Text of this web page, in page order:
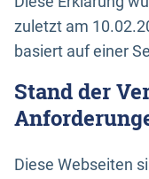
zuletzt am
basiert auf einer
Stand der
Diese Webseiten